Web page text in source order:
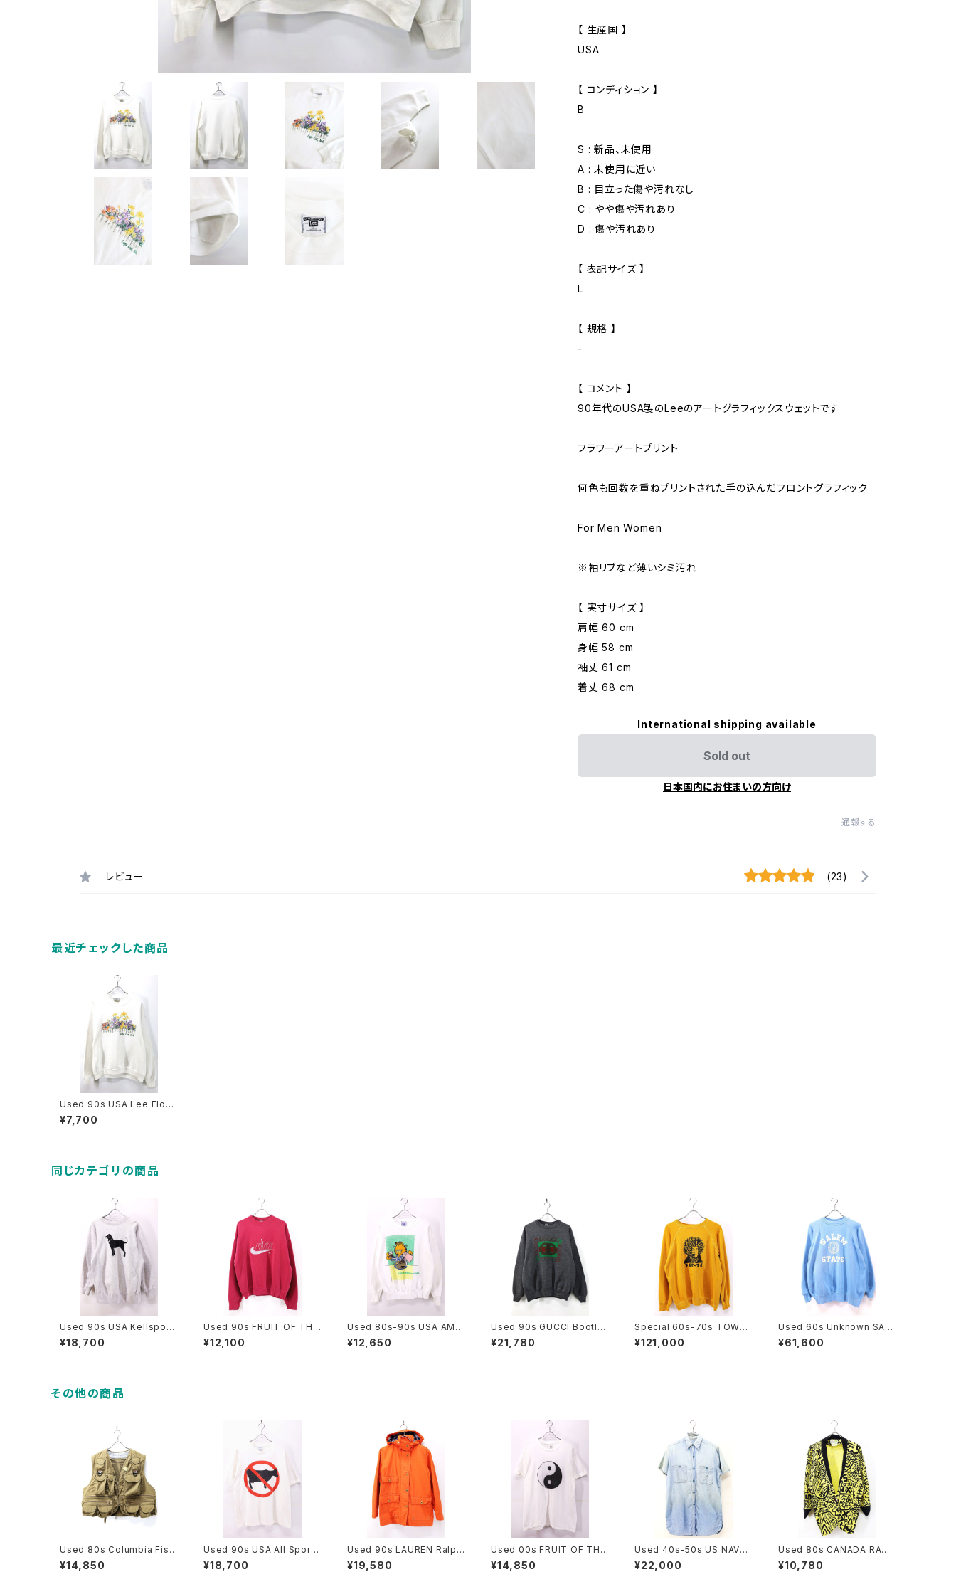
【 生産国 】
USA
【 コンディション 】
B
S : 新品、未使用
A : 未使用に近い
B : 目立った傷や汚れなし
C : やや傷や汚れあり
D : 傷や汚れあり
【 表記サイズ 】
L
【 規格 】
-
【 コメント 】
90年代のUSA製のLeeのアートグラフィックスウェットです
フラワーアートプリント
何色も回数を重ねプリントされた手の込んだフロントグラフィック
For Men Women
※袖リブなど薄いシミ汚れ
【 実寸サイズ 】
肩幅 60 cm
身幅 58 cm
袖丈 61 cm
着丈 68 cm
International shipping available
Sold out
日本国内にお住まいの方向け
通報する
レビュー (23)
最近チェックした商品
Used 90s USA Lee Flow
er Art Graphic White Swe
at Size L 古着
¥7,700
同じカテゴリの商品
Used 90s USA Kellsport
The Black Dog Reverse
Weave Type Heavy Swe
¥18,700
Used 90s FRUIT OF THE
LOOM Wine Red Nike Bo
otleg Embroidery Sweat
¥12,100
Used 80s-90s USA AME
RICAS FINEST GARFIELD
Graphic Sweat Size L 古
¥12,650
Used 90s GUCCI Bootle
g Graphic Garment Dyein
g Sweat Size L 古着
¥21,780
Special 60s-70s TOWN
CRAFT PENNYS JIMI HEN
DRIX Mustard Yellow Sw
¥121,000
Used 60s Unknown SALE
M STATE Flocky College
Sweat Size XL 相当 古着
¥61,600
その他の商品
Used 80s Columbia Fishi
ng Gimmick Pocket Vest
Size L 相当 古着
¥14,850
Used 90s USA All Sport
Dont Have a Cow Art Me
ssage Graphic T-Shirt Si
¥18,700
Used 90s LAUREN Ralph
Lauren Blaze Orange Mi
ddle Jacket Size S 相当
¥19,580
Used 00s FRUIT OF THE
LOOM Yin and Yang Grap
hic T-Shirt Size XL 古着
¥14,850
Used 40s-50s US NAVY
Blue Chambray Cut Off S
hirt Size 14 1/2 古着
¥22,000
Used 80s CANADA RAMP
AGE Yellow×Black Pique
Middle Design Jacket Si
¥10,780